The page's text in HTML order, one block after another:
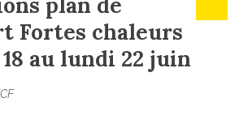
Fortes chaleurs
au lundi 22 juin